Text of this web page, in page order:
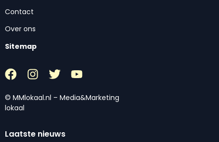
Contact
Over ons
Sitemap
© MMlokaal.nl – Media&Marketing
lokaal
Laatste nieuws